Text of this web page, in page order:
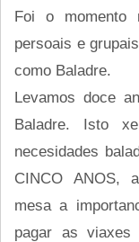
Foi o momento
persoais e
como Baladre.
Levamos doce
Baladre. Isto
necesidades
CINCO ANOS,
mesa a
pagar as viaxes